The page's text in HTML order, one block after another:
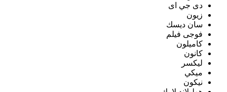
دى جي اى
زيون
سان ديسك
فوجى فيلم
كاميلون
كانون
ليكسر
ميكي
نيكون